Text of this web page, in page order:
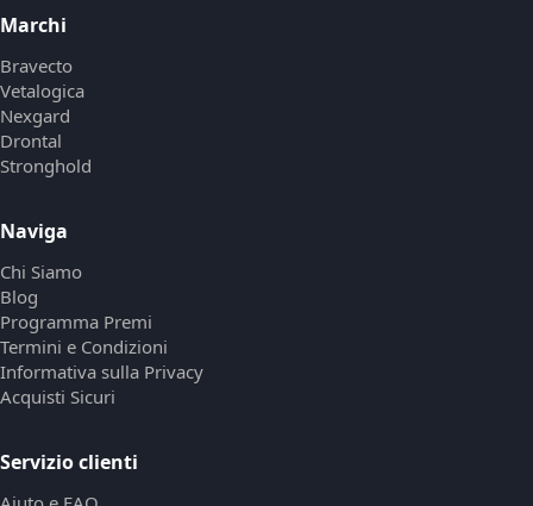
Marchi
Bravecto
Vetalogica
Nexgard
Drontal
Stronghold
Naviga
Chi Siamo
Blog
Programma Premi
Termini e Condizioni
Informativa sulla Privacy
Acquisti Sicuri
Servizio clienti